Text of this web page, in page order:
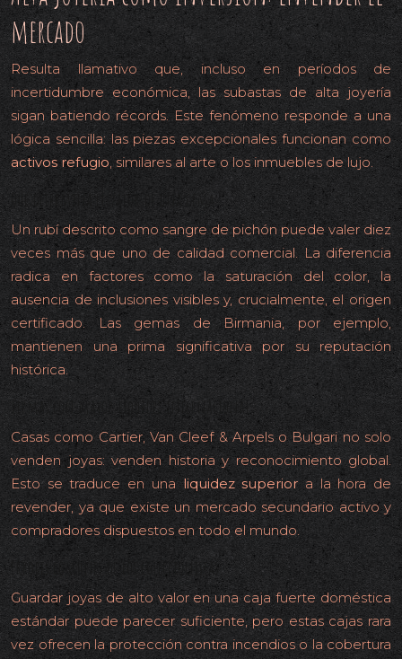
mercado
Resulta llamativo que, incluso en períodos de
incertidumbre económica, las subastas de alta joyería
sigan batiendo récords. Este fenómeno responde a una
lógica sencilla: las piezas excepcionales funcionan como
activos refugio, similares al arte o los inmuebles de lujo.
Qué determina el valor de una gema
Un rubí descrito como sangre de pichón puede valer diez
veces más que uno de calidad comercial. La diferencia
radica en factores como la saturación del color, la
ausencia de inclusiones visibles y, crucialmente, el origen
certificado. Las gemas de Birmania, por ejemplo,
mantienen una prima significativa por su reputación
histórica.
Firmas con mayor liquidez internacional
Casas como Cartier, Van Cleef & Arpels o Bulgari no solo
venden joyas: venden historia y reconocimiento global.
Esto se traduce en unaliquidez superior a la hora de
revender, ya que existe un mercado secundario activo y
compradores dispuestos en todo el mundo.
Errores comunes de los coleccionistas
Guardar joyas de alto valor en una caja fuerte doméstica
estándar puede parecer suficiente, pero estas cajas rara
vez ofrecen la protección contra incendios o la cobertura